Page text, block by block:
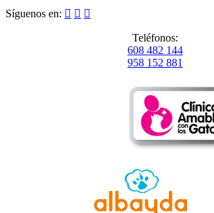
Síguenos en:   
Teléfonos:
608 482 144
958 152 881